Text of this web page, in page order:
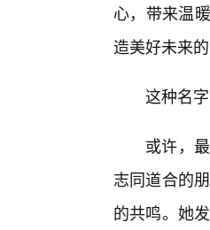
心，带来温
造美好未来的
这种名
或许，
志同道合的
的共鸣。她